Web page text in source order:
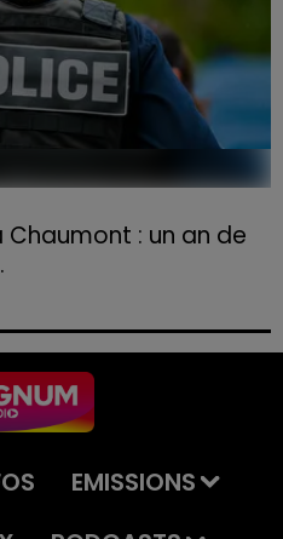
: un an de
son véhicule.
EMISSIONS